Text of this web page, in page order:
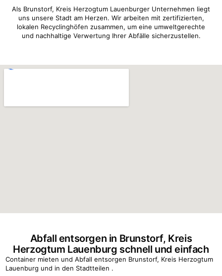
Als Brunstorf, Kreis Herzogtum Lauenburger Unternehmen liegt
uns unsere Stadt am Herzen. Wir arbeiten mit zertifizierten,
lokalen Recyclinghöfen zusammen, um eine umweltgerechte
und nachhaltige Verwertung Ihrer Abfälle sicherzustellen.
Abfall entsorgen in Brunstorf, Kreis
Herzogtum Lauenburg schnell und einfach
Container mieten und Abfall entsorgen Brunstorf, Kreis Herzogtum
Lauenburg und in den Stadtteilen .